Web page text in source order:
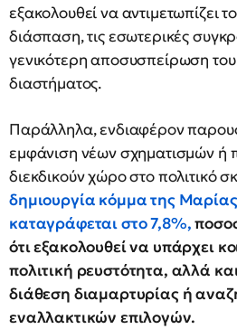
εξακολουθεί να αντιμετωπίζει
διάσπαση, τις εσωτερικές
γενικότερη αποσυσπείρωση
διαστήματος.
Παράλληλα, ενδιαφέρον
εμφάνιση νέων σχηματισμών
διεκδικούν χώρο στο πολιτικό
δημιουργία κόμμα της
καταγράφεται στο 7,8%,
ότι εξακολουθεί να υπάρχει
πολιτική ρευστότητα, αλλά
διάθεση διαμαρτυρίας ή
εναλλακτικών επιλογών.